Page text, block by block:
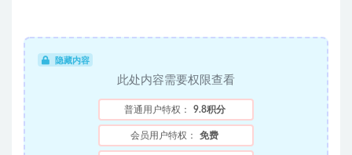
隐藏内容
此处内容需要权限查看
普通用户特权： 9.8积分
会员用户特权： 免费